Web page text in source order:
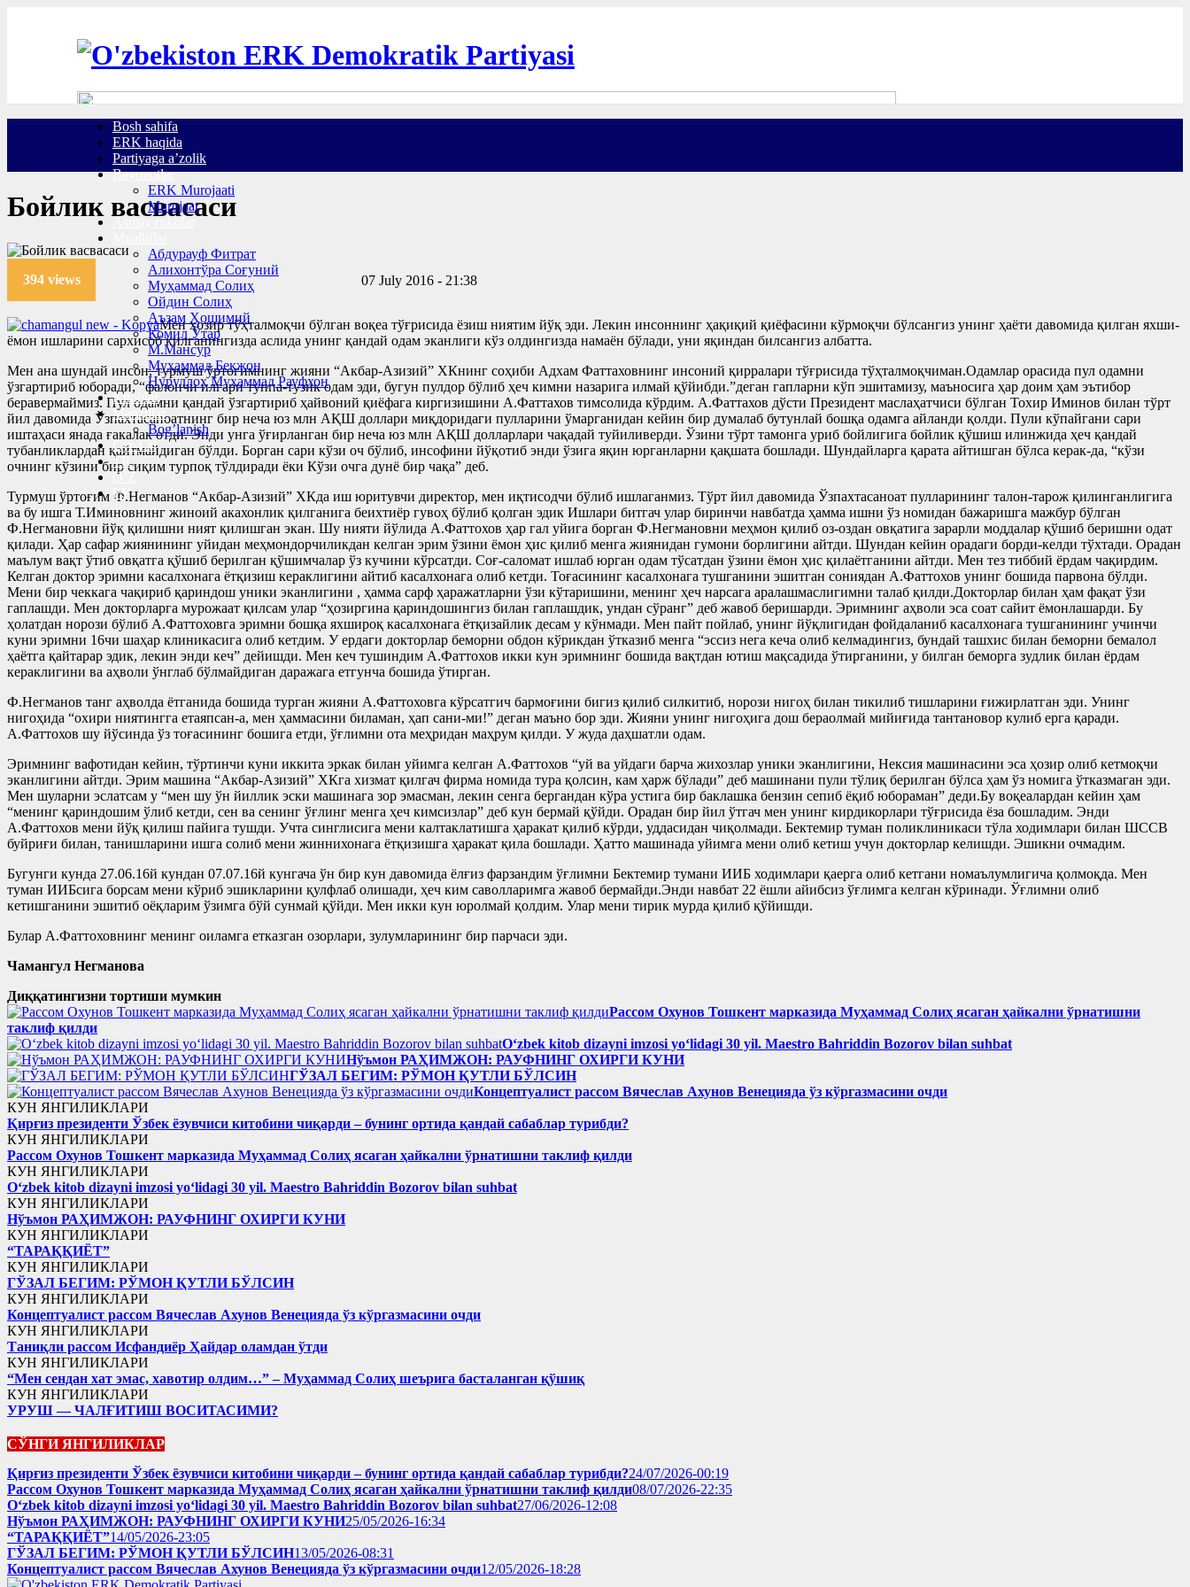
Bosh sahifa
ERK haqida
Partiyaga a’zolik
Bayonotlar
ERK Murojaati
Murojaat
Абдурауф Фитрат
Алихонтўра Соғуний
Муҳаммад Солиҳ
Ойдин Солиҳ
Аъзам Ҳошимий
Комил Ўтар
М.Мансур
Муҳаммад Бекжон
Нуруллоҳ Муҳаммад Рауфхон
Kitoblar
Manzillar
Bog’lanish
Cyr-Lat
TR
O’Z
РУ
Бойлик васвасаси
394 views 07 July 2016 - 21:38
Мен ҳозир тўҳталмоқчи бўлган воқеа тўғрисида ёзиш ниятим йўқ эди. Лекин инсоннинг ҳақиқий қиёфасини кўрмоқчи бўлсангиз унинг ҳаёти давомида қилган яхши-
ёмон ишларини сархисоб қилганингизда аслида унинг қандай одам эканлиги кўз олдингизда намаён бўлади, уни яқиндан билсангиз албатта.
Мен ана шундай инсон, турмуш ўртоғимнинг жияни “Акбар-Азизий” ХКнинг соҳиби Адхам Фаттаховнинг инсоний қирралари тўғрисида тўҳталмоқчиман.Одамлар орасида пул одамни
ўзгартириб юборади, “фалончи илгари туппа-тузик одам эди, бугун пулдор бўлиб ҳеч кимни назарига илмай қўйибди.”деган гапларни кўп эшитамизу, маъносига ҳар доим ҳам эътибор
беравермаймиз. Пул одамни қандай ўзгартириб ҳайвоний қиёфага киргизишини А.Фаттахов тимсолида кўрдим. А.Фаттахов дўсти Президент маслаҳатчиси бўлган Тохир Иминов билан тўрт
йил давомида Ўзпахтасаноатнинг бир неча юз млн АҚШ доллари миқдоридаги пулларини ўмарганидан кейин бир думалаб бутунлай бошқа одамга айланди қолди. Пули кўпайгани сари
иштаҳаси янада ғакалак отди. Энди унга ўғирланган бир неча юз млн АҚШ долларлари чақадай туйиливерди. Ўзини тўрт тамонга уриб бойлигига бойлик қўшиш илинжида ҳеч қандай
тубанликлардан қайтмайдиган бўлди. Борган сари кўзи оч бўлиб, инсофини йўқотиб энди ўзига яқин юрганларни қақшата бошлади. Шундайларга қарата айтишган бўлса керак-да, “кўзи
очнинг кўзини бир сиқим турпоқ тўлдиради ёки Кўзи очга дунё бир чақа” деб.
Турмуш ўртоғим Ф.Негманов “Акбар-Азизий” ХКда иш юритувчи директор, мен иқтисодчи бўлиб ишлаганмиз. Тўрт йил давомида Ўзпахтасаноат пулларининг талон-тарож қилинганлигига
ва бу ишга Т.Иминовнинг жиноий акахонлик қилганига беихтиёр гувоҳ бўлиб қолган эдик Ишлари битгач улар биринчи навбатда ҳамма ишни ўз номидан бажаришга мажбур бўлган
Ф.Негмановни йўқ қилишни ният қилишган экан. Шу нияти йўлида А.Фаттохов ҳар гал уйига борган Ф.Негмановни меҳмон қилиб оз-оздан овқатига зарарли моддалар қўшиб беришни одат
қилади. Ҳар сафар жиянининг уйидан меҳмондорчиликдан келган эрим ўзини ёмон ҳис қилиб менга жиянидан гумони борлигини айтди. Шундан кейин орадаги борди-келди тўхтади. Орадан
маълум вақт ўтиб овқатга қўшиб берилган қўшимчалар ўз кучини кўрсатди. Соғ-саломат ишлаб юрган одам тўсатдан ўзини ёмон ҳис қилаётганини айтди. Мен тез тиббий ёрдам чақирдим.
Келган доктор эримни касалхонага ётқизиш кераклигини айтиб касалхонага олиб кетди. Тоғасининг касалхонага тушганини эшитган сониядан А.Фаттохов унинг бошида парвона бўлди.
Мени бир чеккага чақириб қариндош уники эканлигини , ҳамма сарф ҳаражатларни ўзи кўтаришини, менинг ҳеч нарсага аралашмаслигимни талаб қилди.Докторлар билан ҳам фақат ўзи
гаплашди. Мен докторларга мурожаат қилсам улар “ҳозиргина қариндошингиз билан гаплашдик, ундан сўранг” деб жавоб беришарди. Эримнинг аҳволи эса соат сайит ёмонлашарди. Бу
ҳолатдан норози бўлиб А.Фаттоховга эримни бошқа яхшироқ касалхонага ётқизайлик десам у кўнмади. Мен пайт пойлаб, унинг йўқлигидан фойдаланиб касалхонага тушганининг учинчи
куни эримни 16чи шаҳар клиникасига олиб кетдим. У ердаги докторлар беморни обдон кўрикдан ўтказиб менга “эссиз нега кеча олиб келмадингиз, бундай ташхис билан беморни бемалол
ҳаётга қайтарар эдик, лекин энди кеч” дейишди. Мен кеч тушиндим А.Фаттохов икки кун эримнинг бошида вақтдан ютиш мақсадида ўтирганини, у билган беморга зудлик билан ёрдам
кераклигини ва аҳволи ўнглаб бўлмайдиган даражага етгунча бошида ўтирган.
Ф.Негманов танг аҳволда ётганида бошида турган жияни А.Фаттоховга кўрсатгич бармоғини бигиз қилиб силкитиб, норози нигоҳ билан тикилиб тишларини ғижирлатган эди. Унинг
нигоҳида “охири ниятингга етаяпсан-а, мен ҳаммасини биламан, ҳап сани-ми!” деган маъно бор эди. Жияни унинг нигоҳига дош бераолмай мийиғида тантановор кулиб ерга қаради.
А.Фаттохов шу йўсинда ўз тоғасининг бошига етди, ўғлимни ота меҳридан маҳрум қилди. У жуда даҳшатли одам.
Эримнинг вафотидан кейин, тўртинчи куни иккита эркак билан уйимга келган А.Фаттохов “уй ва уйдаги барча жихозлар уники эканлигини, Нексия машинасини эса ҳозир олиб кетмоқчи
эканлигини айтди. Эрим машина “Акбар-Азизий” ХКга хизмат қилгач фирма номида тура қолсин, кам ҳарж бўлади” деб машинани пули тўлиқ берилган бўлса ҳам ўз номига ўтказмаган эди.
Мен шуларни эслатсам у “мен шу ўн йиллик эски машинага зор эмасман, лекин сенга бергандан кўра устига бир баклашка бензин сепиб ёқиб юбораман” деди.Бу воқеалардан кейин ҳам
“менинг қариндошим ўлиб кетди, сен ва сенинг ўғлинг менга ҳеч кимсизлар” деб кун бермай қўйди. Орадан бир йил ўтгач мен унинг кирдикорлари тўғрисида ёза бошладим. Энди
А.Фаттохов мени йўқ қилиш пайига тушди. Учта синглисига мени калтаклатишга ҳаракат қилиб кўрди, уддасидан чиқолмади. Бектемир туман поликлиникаси тўла ходимлари билан ШССВ
буйриғи билан, танишларини ишга солиб мени жиннихонага ётқизишга ҳаракат қила бошлади. Ҳатто машинада уйимга мени олиб кетиш учун докторлар келишди. Эшикни очмадим.
Бугунги кунда 27.06.16й кундан 07.07.16й кунгача ўн бир кун давомида ёлғиз фарзандим ўғлимни Бектемир тумани ИИБ ходимлари қаерга олиб кетгани номаълумлигича қолмоқда. Мен
туман ИИБсига борсам мени кўриб эшикларини қулфлаб олишади, ҳеч ким саволларимга жавоб бермайди.Энди навбат 22 ёшли айибсиз ўғлимга келган кўринади. Ўғлимни олиб
кетишганини эшитиб оёқларим ўзимга бўй сунмай қўйди. Мен икки кун юролмай қолдим. Улар мени тирик мурда қилиб қўйишди.
Булар А.Фаттоховнинг менинг оиламга етказган озорлари, зулумларининг бир парчаси эди.
Чамангул Негманова
Диққатингизни тортиши мумкин
Рассом Охунов Тошкент марказида Муҳаммад Солиҳ яcаган ҳайкални ўрнатишни
таклиф қилди
Oʻzbek kitob dizayni imzosi yoʻlidagi 30 yil. Maestro Bahriddin Bozorov bilan suhbat
Нўъмон РАҲИМЖОН: РАУФНИНГ ОХИРГИ КУНИ
ГЎЗАЛ БЕГИМ: РЎМОН ҚУТЛИ БЎЛСИН
Концептуалист рассом Вячеслав Ахунов Венецияда ўз кўргазмасини очди
КУН ЯНГИЛИКЛАРИ
Қирғиз президенти Ўзбек ёзувчиси китобини чиқарди – бунинг ортида қандай сабаблар турибди?
КУН ЯНГИЛИКЛАРИ
Рассом Охунов Тошкент марказида Муҳаммад Солиҳ яcаган ҳайкални ўрнатишни таклиф қилди
КУН ЯНГИЛИКЛАРИ
Oʻzbek kitob dizayni imzosi yoʻlidagi 30 yil. Maestro Bahriddin Bozorov bilan suhbat
КУН ЯНГИЛИКЛАРИ
Нўъмон РАҲИМЖОН: РАУФНИНГ ОХИРГИ КУНИ
КУН ЯНГИЛИКЛАРИ
“ТАРАҚҚИЁТ”
КУН ЯНГИЛИКЛАРИ
ГЎЗАЛ БЕГИМ: РЎМОН ҚУТЛИ БЎЛСИН
КУН ЯНГИЛИКЛАРИ
Концептуалист рассом Вячеслав Ахунов Венецияда ўз кўргазмасини очди
КУН ЯНГИЛИКЛАРИ
Таниқли рассом Исфандиёр Ҳайдар оламдан ўтди
КУН ЯНГИЛИКЛАРИ
“Мен сендан хат эмас, хавотир олдим…” – Муҳаммад Солиҳ шеърига басталанган қўшиқ
КУН ЯНГИЛИКЛАРИ
УРУШ — ЧАЛҒИТИШ ВОСИТАСИМИ?
СЎНГИ ЯНГИЛИКЛАР
Қирғиз президенти Ўзбек ёзувчиси китобини чиқарди – бунинг ортида қандай сабаблар турибди?24/07/2026-00:19
Рассом Охунов Тошкент марказида Муҳаммад Солиҳ яcаган ҳайкални ўрнатишни таклиф қилди08/07/2026-22:35
Oʻzbek kitob dizayni imzosi yoʻlidagi 30 yil. Maestro Bahriddin Bozorov bilan suhbat27/06/2026-12:08
Нўъмон РАҲИМЖОН: РАУФНИНГ ОХИРГИ КУНИ25/05/2026-16:34
“ТАРАҚҚИЁТ”14/05/2026-23:05
ГЎЗАЛ БЕГИМ: РЎМОН ҚУТЛИ БЎЛСИН13/05/2026-08:31
Концептуалист рассом Вячеслав Ахунов Венецияда ўз кўргазмасини очди12/05/2026-18:28